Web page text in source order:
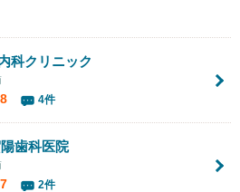
科クリニック
4件
歯科医院
2件